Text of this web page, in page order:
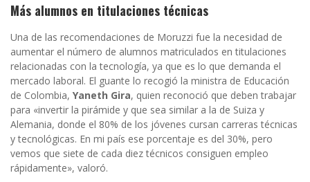
Más alumnos en titulaciones técnicas
Una de las recomendaciones de Moruzzi fue la necesidad de
aumentar el número de alumnos matriculados en titulaciones
relacionadas con la tecnología, ya que es lo que demanda el
mercado laboral. El guante lo recogió la ministra de Educación
de Colombia, Yaneth Gira, quien reconoció que deben trabajar
para «invertir la pirámide y que sea similar a la de Suiza y
Alemania, donde el 80% de los jóvenes cursan carreras técnicas
y tecnológicas. En mi país ese porcentaje es del 30%, pero
vemos que siete de cada diez técnicos consiguen empleo
rápidamente», valoró.